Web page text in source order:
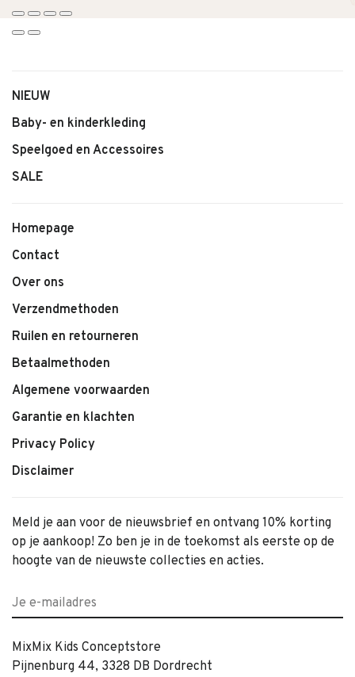
NIEUW
Baby- en kinderkleding
Speelgoed en Accessoires
SALE
Homepage
Contact
Over ons
Verzendmethoden
Ruilen en retourneren
Betaalmethoden
Algemene voorwaarden
Garantie en klachten
Privacy Policy
Disclaimer
Meld je aan voor de nieuwsbrief en ontvang 10% korting
op je aankoop! Zo ben je in de toekomst als eerste op de
hoogte van de nieuwste collecties en acties.
MixMix Kids Conceptstore
Pijnenburg 44, 3328 DB Dordrecht